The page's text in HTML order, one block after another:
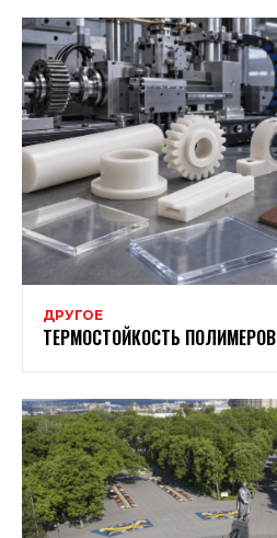
ДРУГОЕ
ТЕРМОСТОЙКОСТЬ ПОЛИМЕРОВ